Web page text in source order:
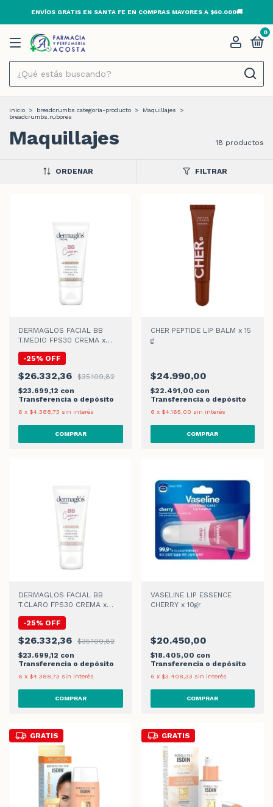
ENVÍOS GRATIS EN SANTA FE EN COMPRAS MAYORES A $60.000🚚
0
Inicio > breadcrumbs.categoria-producto > Maquillajes
>
breadcrumbs.rubores
Maquillajes 18 productos
ORDENAR FILTRAR
DERMAGLOS FACIAL BB
T.MEDIO FPS30 CREMA x
-25% OFF
$26.332,36
$35.109,82
$23.699,12 con
Transferencia o depósito
6 x $4.388,73 sin interés
CHER PEPTIDE LIP BALM x 15
g
$24.990,00
$22.491,00 con
Transferencia o depósito
6 x $4.165,00 sin interés
DERMAGLOS FACIAL BB
T.CLARO FPS30 CREMA x
-25% OFF
$26.332,36
$35.109,82
$23.699,12 con
Transferencia o depósito
6 x $4.388,73 sin interés
VASELINE LIP ESSENCE
CHERRY x 10gr
$20.450,00
$18.405,00 con
Transferencia o depósito
6 x $3.408,33 sin interés
GRATIS GRATIS